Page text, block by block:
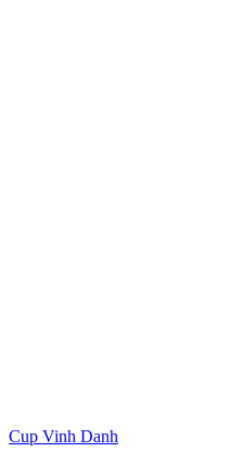
Cup Vinh Danh